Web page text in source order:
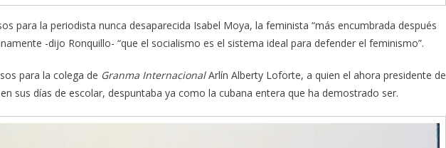
para la periodista nunca desaparecida Isabel Moya, la feminista “más encumbrada después
-dijo Ronquillo- “que el socialismo es el sistema ideal para defender el feminismo”.
para la colega de Granma InternacionalArlín Alberty Loforte, a quien el ahora presidente de
sus días de escolar, despuntaba ya como la cubana entera que ha demostrado ser.